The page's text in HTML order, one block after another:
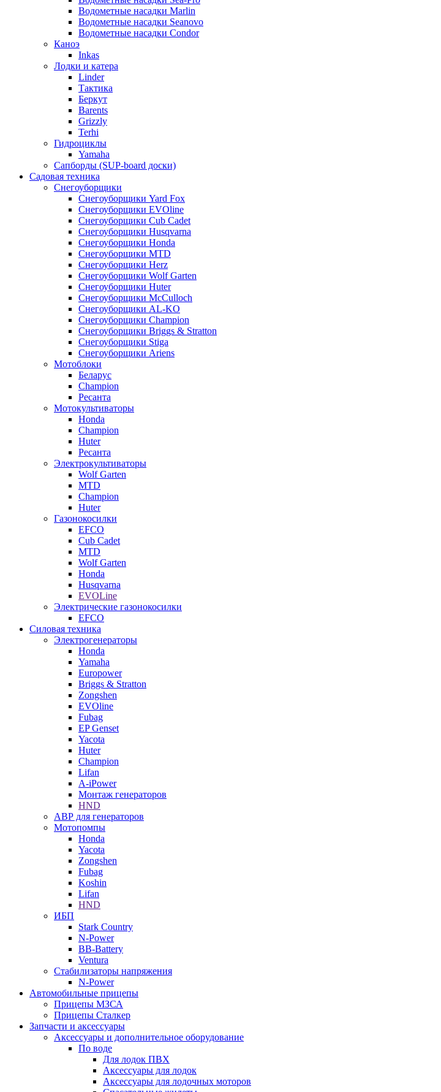
Водометные насадки Marlin
Водометные насадки Seanovo
Водометные насадки Condor
Каноэ
Inkas
Лодки и катера
Linder
Тактика
Беркут
Barents
Grizzly
Terhi
Гидроциклы
Yamaha
Сапборды (SUP-board доски)
Садовая техника
Снегоуборщики
Снегоуборщики Yard Fox
Снегоуборщики EVOline
Снегоуборщики Cub Cadet
Снегоуборщики Husqvarna
Снегоуборщики Honda
Снегоуборщики MTD
Снегоуборщики Herz
Снегоуборщики Wolf Garten
Снегоуборщики Huter
Снегоуборщики McCulloch
Снегоуборщики AL-KO
Снегоуборщики Champion
Снегоуборщики Briggs & Stratton
Снегоуборщики Stiga
Снегоуборщики Ariens
Мотоблоки
Беларус
Champion
Ресанта
Мотокультиваторы
Honda
Champion
Huter
Ресанта
Электрокультиваторы
Wolf Garten
MTD
Champion
Huter
Газонокосилки
EFCO
Cub Cadet
MTD
Wolf Garten
Honda
Husqvarna
EVOLine
Электрические газонокосилки
EFCO
Силовая техника
Электрогенераторы
Honda
Yamaha
Europower
Briggs & Stratton
Zongshen
EVOline
Fubag
EP Genset
Yacota
Huter
Champion
Lifan
A-iPower
Монтаж генераторов
HND
АВР для генераторов
Мотопомпы
Honda
Yacota
Zongshen
Fubag
Koshin
Lifan
HND
ИБП
Stark Country
N-Power
BB-Battery
Ventura
Стабилизаторы напряжения
N-Power
Автомобильные прицепы
Прицепы МЗСА
Прицепы Сталкер
Запчасти и аксессуары
Аксессуары и дополнительное оборудование
По воде
Для лодок ПВХ
Аксессуары для лодок
Аксессуары для лодочных моторов